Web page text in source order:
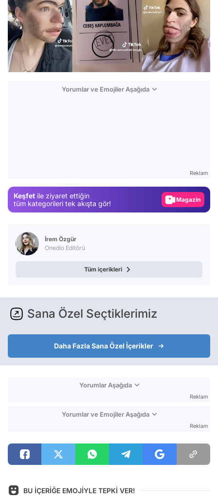
Yorumlar ve Emojiler Aşağıda
Reklam
Keşfet ile ziyaret ettiğin
tüm kategorileri tek akışta gör!
Magazin
İrem Özgür
Onedio Editörü
Tüm içerikleri
Sana Özel Seçtiklerimiz
Daha Fazla Sana Özel İçerikler
Yorumlar Aşağıda
Reklam
Yorumlar ve Emojiler Aşağıda
Reklam
BU İÇERİĞE EMOJİYLE TEPKİ VER!